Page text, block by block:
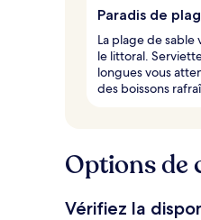
Paradis de
La plage de sable
le littoral.
longues vous
des boissons
Options de
Vérifiez la